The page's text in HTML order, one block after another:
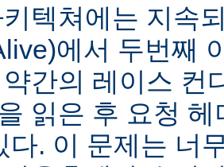
키텍쳐에는 지속
에서 두번째
간의 레이스 컨
읽은 후 요청
다. 이 문제는 너